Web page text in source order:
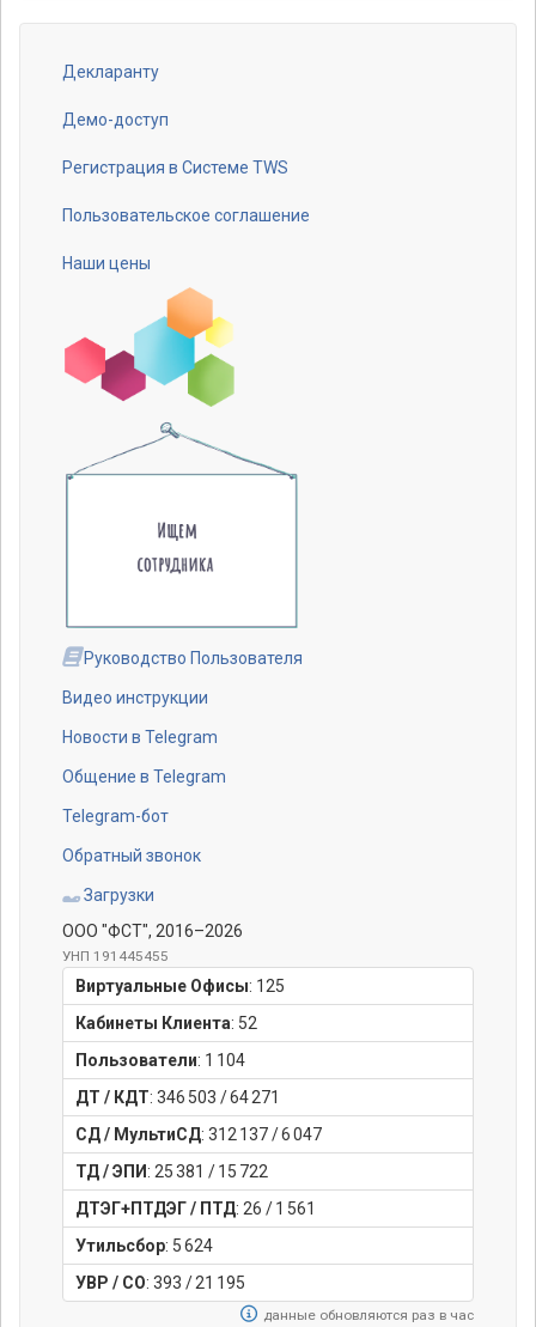
Footer
menu
Декларанту
Демо-доступ
Регистрация в Системе TWS
Пользовательское соглашение
Наши цены
Руководство Пользователя
Видео инструкции
Новости в Telegram
Общение в Telegram
Telegram-бот
Обратный звонок
Загрузки
ООО "ФСТ", 2016–2026
УНП 191445455
Виртуальные Офисы: 125
Кабинеты Клиента: 52
Пользователи: 1 104
ДТ / КДТ: 346 503 /64 271
СД / МультиСД: 312 137/6 047
ТД / ЭПИ : 25 381 / 15 722
ДТЭГ+ПТДЭГ / ПТД: 26 / 1 561
Утильсбор: 5 624
УВР / СО: 393 / 21 195
данные обновляются раз в час